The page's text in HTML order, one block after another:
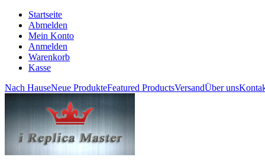
Startseite
Abmelden
Mein Konto
Anmelden
Warenkorb
Kasse
Nach HauseNeue ProdukteFeatured ProductsVersandÜber uns